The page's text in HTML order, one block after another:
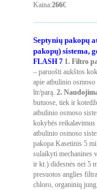
Kaina:266€
Septynių pakopų
pakopų) sistema,
FLASH 7 1. Filtro
– paruošti aukštos
apie atbulinio osmoso
ltr/parą. 2.
butuose, tiek ir
atbulinio osmoso
kokybės reikalavimus
atbulinio osmoso
pakopa Kasetinis 5
sulaikyti mechanines
ir kt.) didesnės nei 5
presuotos anglies
chloro, organinių